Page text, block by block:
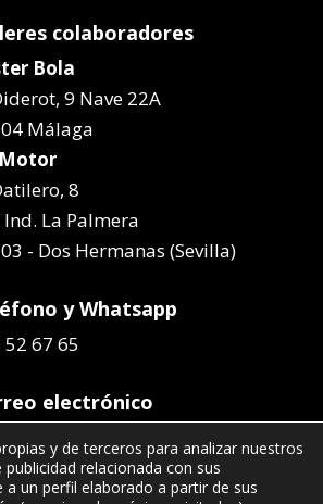
colaboradores
Bola
9 Nave 22A
Málaga
8
Ind. La Palmera
- Dos Hermanas (Sevilla)
y Whatsapp
67 65
electrónico
y de terceros para analizar nuestros
relacionada con sus
a un perfil elaborado a partir de sus